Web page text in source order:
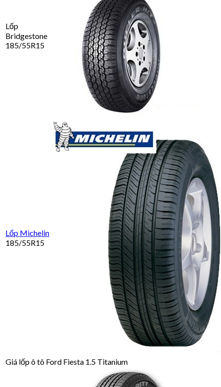
Lốp
Bridgestone
185/55R15
Lốp Michelin
185/55R15
Giá lốp ô tô Ford Fiesta 1.5 Titanium